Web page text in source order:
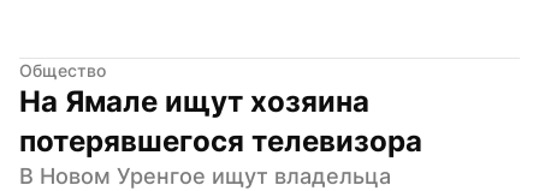
Общество
На Ямале ищут хозяина
потерявшегося телевизора
В Новом Уренгое ищут владельца